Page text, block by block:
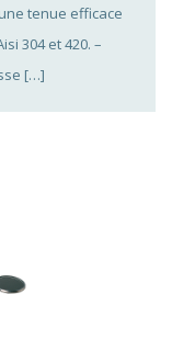
tenue efficace
304 et 420. –
[…]